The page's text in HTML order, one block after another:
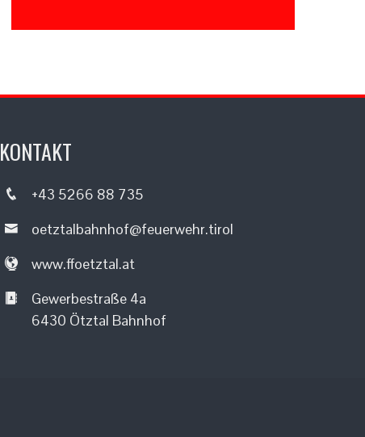
KONTAKT
+43 5266 88 735
oetztalbahnhof@feuerwehr.tirol
www.ffoetztal.at
Gewerbestraße 4a
6430 Ötztal Bahnhof